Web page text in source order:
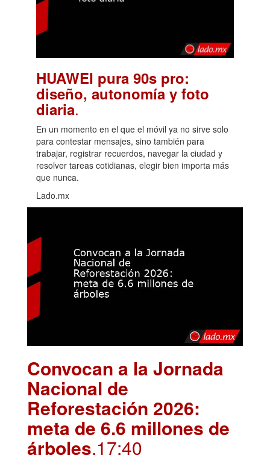
HUAWEI pura 90s pro:
diseño, autonomía y foto
diaria.
En un momento en el que el móvil ya no sirve solo
para contestar mensajes, sino también para
trabajar, registrar recuerdos, navegar la ciudad y
resolver tareas cotidianas, elegir bien importa más
que nunca.
Lado.mx
Convocan a la Jornada
Nacional de
Reforestación 2026:
meta de 6.6 millones de
árboles.17:40